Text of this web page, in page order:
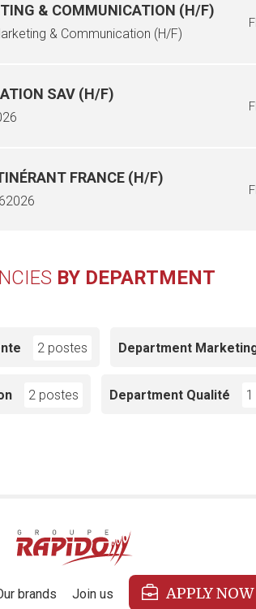
& COMMUNICATION (H/F)
& Communication (H/F)
SAV (H/F)
FRANCE (H/F)
BY DEPARTMENT
2 postes Department
2 postes Department Qualité
brands Join us APPLY NOW